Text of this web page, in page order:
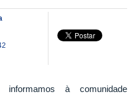
à comunidade